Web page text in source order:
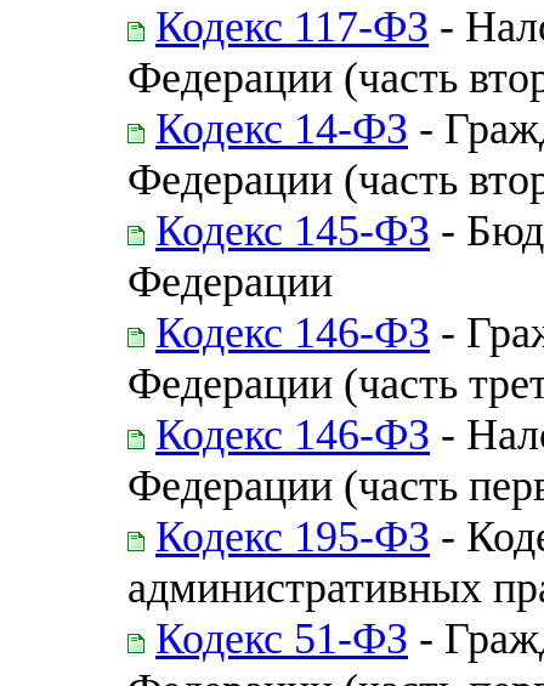
Кодекс 117-ФЗ -
Федерации (часть
Кодекс 14-ФЗ -
Федерации (часть
Кодекс 145-ФЗ -
Федерации
Кодекс 146-ФЗ -
Федерации (часть
Кодекс 146-ФЗ -
Федерации (часть
Кодекс 195-ФЗ -
административных
Кодекс 51-ФЗ -